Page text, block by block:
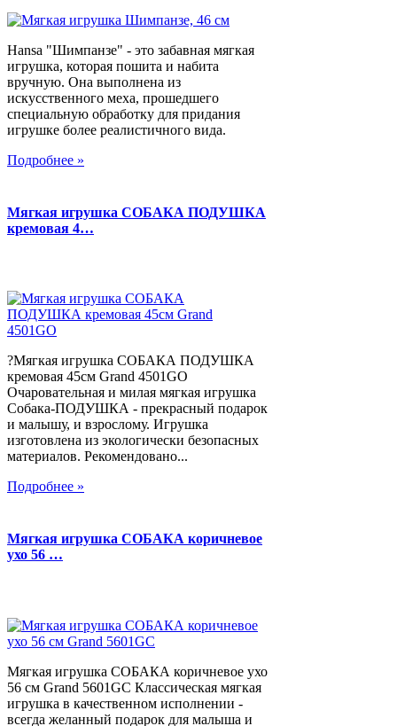
Hansa "Шимпанзе" - это забавная мягкая
игрушка, которая пошита и набита
вручную. Она выполнена из
искусственного меха, прошедшего
специальную обработку для придания
игрушке более реалистичного вида.
Подробнее »
Мягкая игрушка СОБАКА ПОДУШКА
кремовая 4…
?Мягкая игрушка СОБАКА ПОДУШКА
кремовая 45см Grand 4501GO
Очаровательная и милая мягкая игрушка
Собака-ПОДУШКА - прекрасный подарок
и малышу, и взрослому. Игрушка
изготовлена из экологически безопасных
материалов. Рекомендовано...
Подробнее »
Мягкая игрушка СОБАКА коричневое
ухо 56 …
Мягкая игрушка СОБАКА коричневое ухо
56 см Grand 5601GC Классическая мягкая
игрушка в качественном исполнении -
всегда желанный подарок для малыша и